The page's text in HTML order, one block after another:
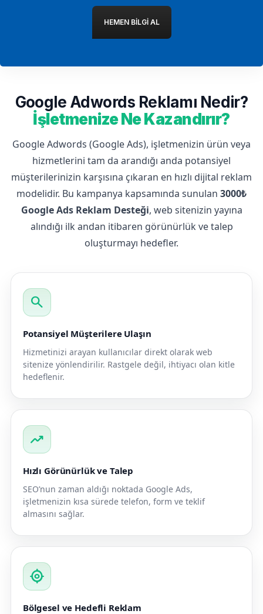
HEMEN BILGI AL
Google Adwords Reklamı Nedir?
İşletmenize Ne Kazandırır?
Google Adwords (Google Ads), işletmenizin ürün veya
hizmetlerini tam da arandığı anda potansiyel
müşterilerinizin karşısına çıkaran en hızlı dijital reklam
modelidir. Bu kampanya kapsamında sunulan 3000₺
Google Ads Reklam Desteği, web sitenizin yayına
alındığı ilk andan itibaren görünürlük ve talep
oluşturmayı hedefler.
search
Potansiyel Müşterilere Ulaşın
Hizmetinizi arayan kullanıcılar direkt olarak web
sitenize yönlendirilir. Rastgele değil, ihtiyacı olan kitle
hedeflenir.
trending_up
Hızlı Görünürlük ve Talep
SEO’nun zaman aldığı noktada Google Ads,
işletmenizin kısa sürede telefon, form ve teklif
almasını sağlar.
my_location
Bölgesel ve Hedefli Reklam